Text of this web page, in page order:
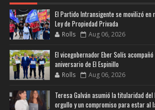
El Partido Intransigente se movilizó en
Ley de Propiedad Privada
Rolls Aug 06, 2026
El vicegobernador Eber Solís
aniversario de El Espinillo
Rolls Aug 06, 2026
Teresa Galván asumió la titularidad del
orgullo y un compromiso para estar al